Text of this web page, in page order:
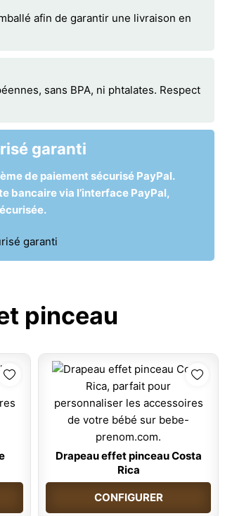
afin de garantir une livraison en
sans BPA, ni phtalates. Respect
garanti
de paiement sécurisé PayPal.
bancaire via l’interface PayPal,
pinceau
Drapeau effet pinceau Costa
Rica
CONFIGURER